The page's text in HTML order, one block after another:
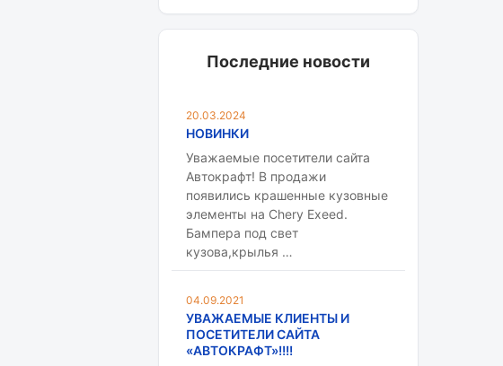
Последние новости
20.03.2024
НОВИНКИ
Уважаемые посетители сайта
Автокрафт! В продажи
появились крашенные кузовные
элементы на Chery Exeed.
Бампера под свет
кузова,крылья …
04.09.2021
УВАЖАЕМЫЕ КЛИЕНТЫ И
ПОСЕТИТЕЛИ САЙТА
«АВТОКРАФТ»!!!!